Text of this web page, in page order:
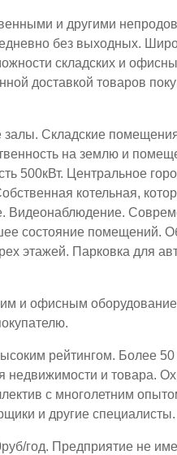
и другими
без выходных.
складских и
доставкой товаров
Складские
на землю и
500кВт. Центральное
котельная,
Видеонаблюдение.
состояние помещений.
этажей. Парковка для
и офисным
рейтингом. Более
недвижимости и товара.
с многолетним
и другие специалисты.
год. Предприятие не